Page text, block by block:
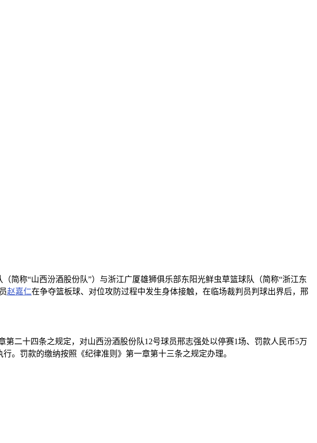
简称“山西汾酒股份队”）与浙江广厦雄狮俱乐部东阳光鲜虫草篮球队（简称“浙江东
赵嘉仁在争夺篮板球、对位攻防过程中发生身体接触，在临场裁判员判球出界后，邢
二十四条之规定，对山西汾酒股份队12号球员邢志强处以停赛1场、罚款人民币5万
。罚款的缴纳按照《纪律准则》第一章第十三条之规定办理。